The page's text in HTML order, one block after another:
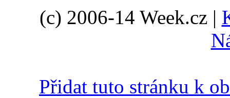
(c) 2006-14 Week.cz |
Přidat tuto stránku k